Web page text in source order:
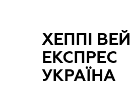
ХЕППІ ВЕЙ
ЕКСПРЕС
УКРАЇНА